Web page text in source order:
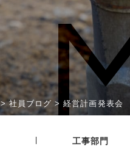
>社員ブログ >経営計画発表会
工事部門